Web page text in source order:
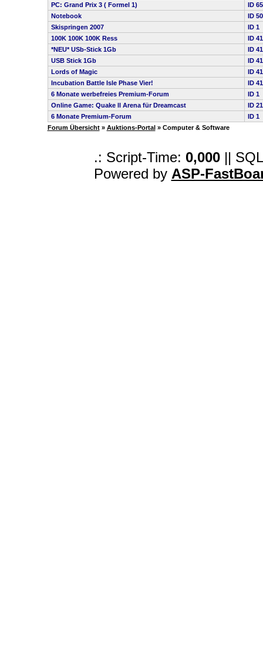
PC: Grand Prix 3 ( Formel 1)
ID
Notebook
ID
Skispringen 2007
ID 1
100K 100K 100K Ress
ID
*NEU* USb-Stick 1Gb
ID
USB Stick 1Gb
ID
Lords of Magic
ID
Incubation Battle Isle Phase Vier!
ID
6 Monate werbefreies Premium-Forum
ID 1
Online Game: Quake ll Arena für Dreamcast
ID
6 Monate Premium-Forum
ID 1
Forum Übersicht» Auktions-Portal » Computer & Software
.: Script-Time: 0,000||
Powered by ASP-